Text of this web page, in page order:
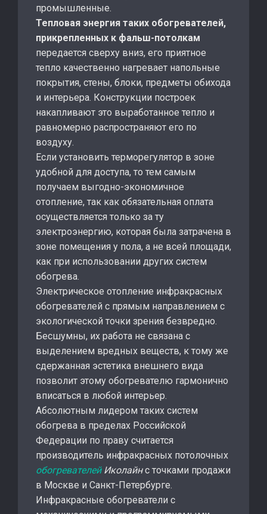
промышленные.
Тепловая энергия таких обогревателей,
прикрепленных к фальш-потолкам
передается сверху вниз, его приятное
тепло качественно нагревает напольные
покрытия, стены, блоки, предметы обихода
и интерьера. Конструкции построек
накапливают это выработанное тепло и
равномерно распространяют его по
воздуху.
Если установить терморегулятор в зоне
удобной для доступа, то тем самым
получаем выгодно-экономичное
отопление, так как обязательная оплата
осуществляется только за ту
электроэнергию, которая была затрачена в
зоне помещения у пола, а не всей площади,
как при использовании других систем
обогрева.
Электрическое отопление инфракрасных
обогревателей с прямым направлением с
экологической точки зрения безвредно.
Бесшумны, их работа не связана с
выделением вредных веществ, к тому же
сдержанная эстетика внешнего вида
позволит этому обогревателю гармонично
вписаться в любой интерьер.
Абсолютным лидером таких систем
обогрева в пределах Российской
Федерации по праву считается
производитель инфракрасных потолочных
обогревателейИколайнс точками продажи
в Москве и Санкт-Петербурге.
Инфракрасные обогреватели с